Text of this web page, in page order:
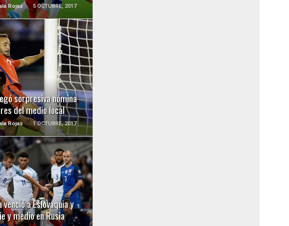
Rojas 5 OCTUBRE, 2017
sorpresiva nómina
del medio local
Rojas 1 OCTUBRE, 2017
LEER MÁS
a Eslovaquia y
y medio en Rusia
LEER MÁS